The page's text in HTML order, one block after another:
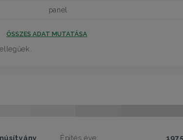
panel
ÖSSZES ADAT MUTATÁSA
Építés éve: 1975